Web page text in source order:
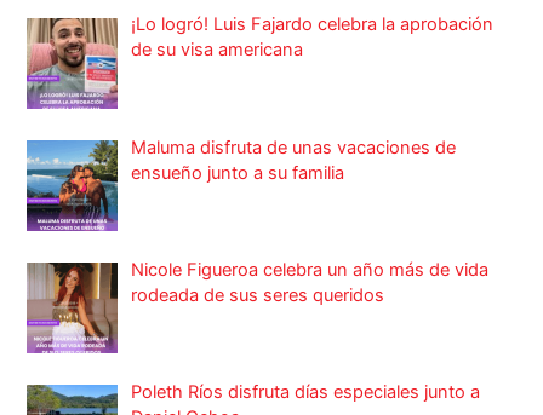
¡Lo logró! Luis Fajardo celebra la aprobación
de su visa americana
Maluma disfruta de unas vacaciones de
ensueño junto a su familia
Nicole Figueroa celebra un año más de vida
rodeada de sus seres queridos
Poleth Ríos disfruta días especiales junto a